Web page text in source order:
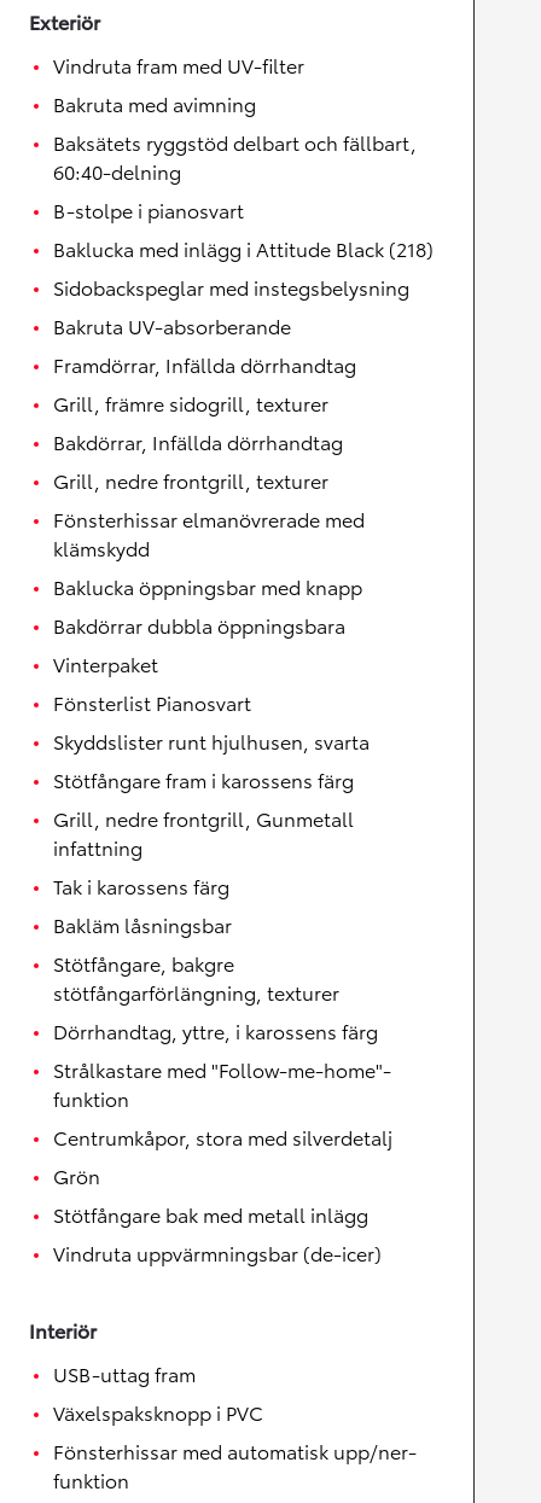
Exteriör
Vindruta fram med UV-filter
Bakruta med avimning
Baksätets ryggstöd delbart och fällbart,
60:40-delning
B-stolpe i pianosvart
Baklucka med inlägg i Attitude Black (218)
Sidobackspeglar med instegsbelysning
Bakruta UV-absorberande
Framdörrar, Infällda dörrhandtag
Grill, främre sidogrill, texturer
Bakdörrar, Infällda dörrhandtag
Grill, nedre frontgrill, texturer
Fönsterhissar elmanövrerade med
klämskydd
Baklucka öppningsbar med knapp
Bakdörrar dubbla öppningsbara
Vinterpaket
Fönsterlist Pianosvart
Skyddslister runt hjulhusen, svarta
Stötfångare fram i karossens färg
Grill, nedre frontgrill, Gunmetall
infattning
Tak i karossens färg
Bakläm låsningsbar
Stötfångare, bakgre
stötfångarförlängning, texturer
Dörrhandtag, yttre, i karossens färg
Strålkastare med "Follow-me-home"-
funktion
Centrumkåpor, stora med silverdetalj
Grön
Stötfångare bak med metall inlägg
Vindruta uppvärmningsbar (de-icer)
Interiör
USB-uttag fram
Växelspaksknopp i PVC
Fönsterhissar med automatisk upp/ner-
funktion